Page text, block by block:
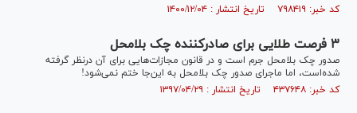
کد خبر: ۷۹۸۴۱۹ تاریخ انتشار : ۱۴۰۰/۱۲/۰۴
۳ فرصت طلایی برای صادرکننده­‌ چک بلامحل
صدور چک بلامحل جرم است و در قانون مجازات‌هایی برای آن درنظر گرفته
شده‌است، اما ماجرای صدور چک بلامحل به این‌جا ختم نمی‌شود!
کد خبر: ۴۳۷۶۴۸ تاریخ انتشار : ۱۳۹۷/۰۴/۲۹